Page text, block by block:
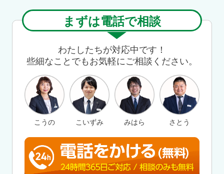
まずは電話で相談
わたしたちが対応中です！
些細なことでもお気軽にご相談ください。
こうの こいずみ みはら さとう